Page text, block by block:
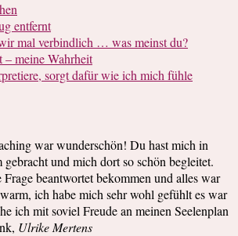
entfernt
mal verbindlich … was meinst du?
– meine Wahrheit
sorgt dafür wie ich mich fühle
war wunderschön! Du hast mich in
und mich dort so schön begleitet.
Frage beantwortet bekommen und alles war
ich habe mich sehr wohl gefühlt es war
ich mit soviel Freude an meinen Seelenplan
Ulrike Mertens